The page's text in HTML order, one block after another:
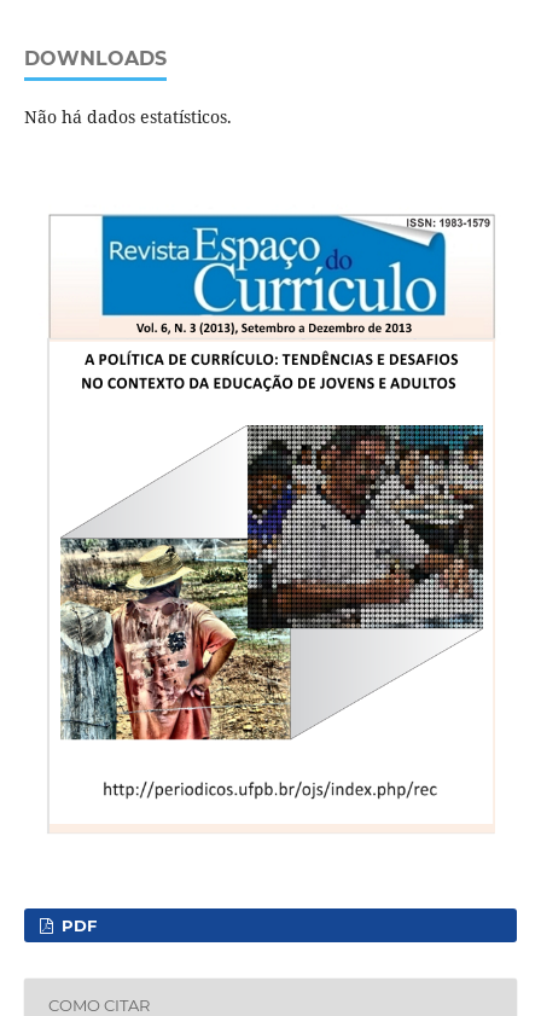
DOWNLOADS
Não há dados estatísticos.
PDF
COMO CITAR